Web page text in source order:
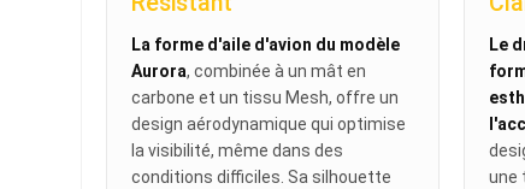
La forme d'aile d'avion du modèle
Aurora, combinée à un mât en
carbone et un tissu Mesh, offre un
design aérodynamique qui optimise
la visibilité, même dans des
conditions difficiles. Sa silhouette
Le
une